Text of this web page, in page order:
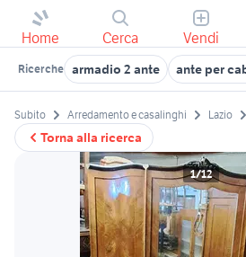
Home Cerca Vendi
Ricerche armadio 2 ante ante per
Torna alla ricerca
Subito Arredamento e casalinghi Lazio
1/12